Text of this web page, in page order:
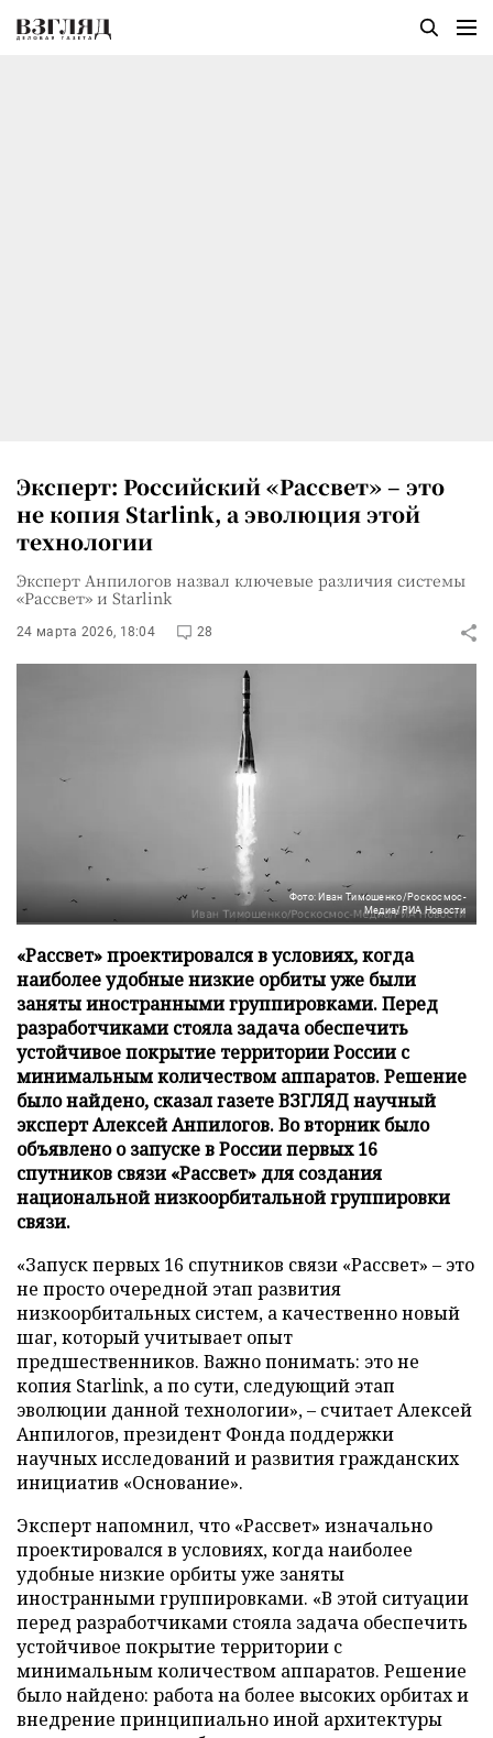
Эксперт: Российский «Рассвет» – это
не копия Starlink, а эволюция этой
технологии
Эксперт Анпилогов назвал ключевые различия системы
«Рассвет» и Starlink
24 марта 2026, 18:04 28
Фото: Иван Тимошенко/Роскосмос-
Медиа/РИА Новости
«Рассвет» проектировался в условиях, когда
наиболее удобные низкие орбиты уже были
заняты иностранными группировками. Перед
разработчиками стояла задача обеспечить
устойчивое покрытие территории России с
минимальным количеством аппаратов. Решение
было найдено, сказал газете ВЗГЛЯД научный
эксперт Алексей Анпилогов. Во вторник было
объявлено о запуске в России первых 16
спутников связи «Рассвет» для создания
национальной низкоорбитальной группировки
связи.
«Запуск первых 16 спутников связи «Рассвет» – это
не просто очередной этап развития
низкоорбитальных систем, а качественно новый
шаг, который учитывает опыт
предшественников. Важно понимать: это не
копия Starlink, а по сути, следующий этап
эволюции данной технологии», – считает Алексей
Анпилогов, президент Фонда поддержки
научных исследований и развития гражданских
инициатив «Основание».
Эксперт напомнил, что «Рассвет» изначально
проектировался в условиях, когда наиболее
удобные низкие орбиты уже заняты
иностранными группировками. «В этой ситуации
перед разработчиками стояла задача обеспечить
устойчивое покрытие территории с
минимальным количеством аппаратов. Решение
было найдено: работа на более высоких орбитах и
внедрение принципиально иной архитектуры